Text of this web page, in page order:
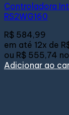
Controladora
RS2WG160
R$ 584,99
em até 12x de
ou R$ 555,74
Adicionar ao